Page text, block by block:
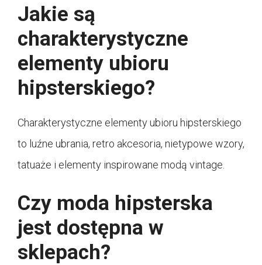
Jakie są
charakterystyczne
elementy ubioru
hipsterskiego?
Charakterystyczne elementy ubioru hipsterskiego
to luźne ubrania, retro akcesoria, nietypowe wzory,
tatuaże i elementy inspirowane modą vintage.
Czy moda hipsterska
jest dostępna w
sklepach?